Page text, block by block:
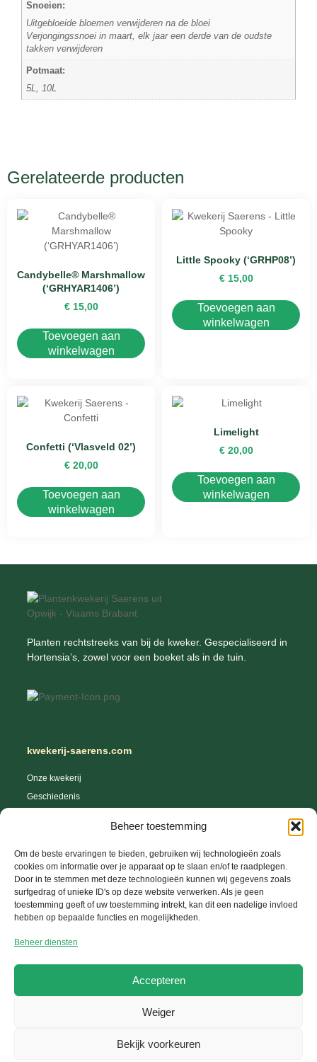
Beheer toestemming
Om de beste ervaringen te bieden, gebruiken wij technologieën zoals
cookies om informatie over je apparaat op te slaan en/of te raadplegen.
Door in te stemmen met deze technologieën kunnen wij gegevens zoals
surfgedrag of unieke ID's op deze website verwerken. Als je geen
toestemming geeft of uw toestemming intrekt, kan dit een nadelige invloed
hebben op bepaalde functies en mogelijkheden.
Beheer diensten
Accepteren
Weiger
Bekijk voorkeuren
Snoeien:
Uitgebloeide bloemen verwijderen na de bloei
Verjongingssnoei in maart, elk jaar een derde van de oudste
takken verwijderen
Potmaat:
5L, 10L
Gerelateerde producten
Candybelle® Marshmallow
(‘GRHYAR1406’)
€15,00
Toevoegen aan
winkelwagen
Little Spooky (‘GRHP08’)
€15,00
Toevoegen aan
winkelwagen
Confetti (‘Vlasveld 02’)
€20,00
Toevoegen aan
winkelwagen
Limelight
€20,00
Toevoegen aan
winkelwagen
Planten rechtstreeks van bij de kweker. Gespecialiseerd in
Hortensia’s, zowel voor een boeket als in de tuin.
kwekerij-saerens.com
Onze kwekerij
Geschiedenis
Leveringsvoorwaarden
Herroepingsrecht
Help Center